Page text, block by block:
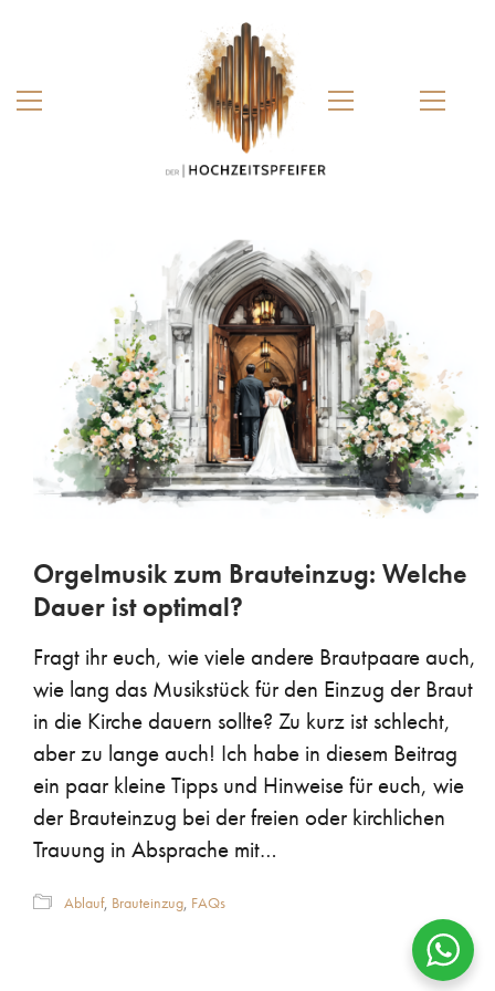
Orgelmusik zum Brauteinzug: Welche
Dauer ist optimal?
Fragt ihr euch, wie viele andere Brautpaare auch,
wie lang das Musikstück für den Einzug der Braut
in die Kirche dauern sollte? Zu kurz ist schlecht,
aber zu lange auch! Ich habe in diesem Beitrag
ein paar kleine Tipps und Hinweise für euch, wie
der Brauteinzug bei der freien oder kirchlichen
Trauung in Absprache mit…
Ablauf, Brauteinzug, FAQs
für Hochzeiten und Trauungen